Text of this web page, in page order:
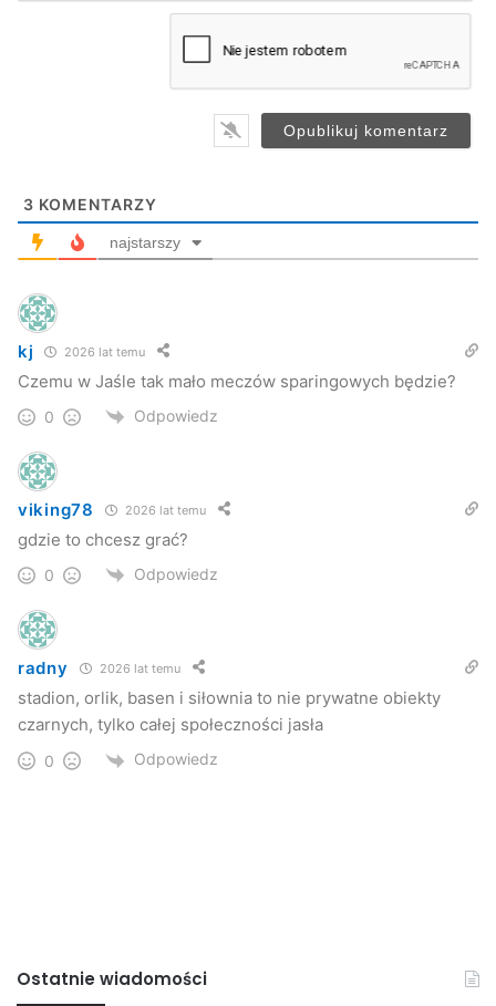
3 KOMENTARZY
najstarszy
kj 2026 lat temu
Czemu w Jaśle tak mało meczów sparingowych będzie?
0 Odpowiedz
viking78 2026 lat temu
gdzie to chcesz grać?
0 Odpowiedz
radny 2026 lat temu
stadion, orlik, basen i siłownia to nie prywatne obiekty
czarnych, tylko całej społeczności jasła
0 Odpowiedz
Ostatnie wiadomości